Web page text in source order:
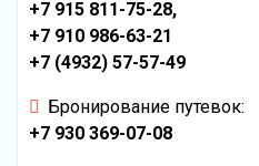
+7 915 811-75-28,
+7 910 986-63-21
+7 (4932) 57-57-49
Бронирование путевок:
+7 930 369-07-08